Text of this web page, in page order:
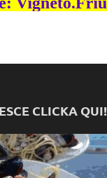
CLICKA QUI!